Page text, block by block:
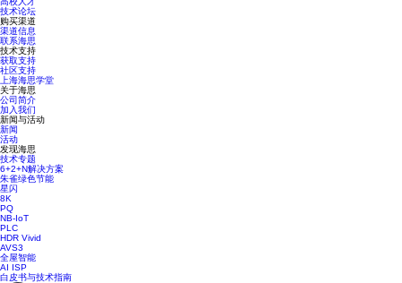
技术论坛
购买渠道
渠道信息
联系海思
技术支持
获取支持
社区支持
上海海思学堂
关于海思
公司简介
加入我们
新闻与活动
新闻
活动
发现海思
技术专题
6+2+N解决方案
朱雀绿色节能
星闪
8K
PQ
NB-IoT
PLC
HDR Vivid
AVS3
全屋智能
AI ISP
白皮书与技术指南